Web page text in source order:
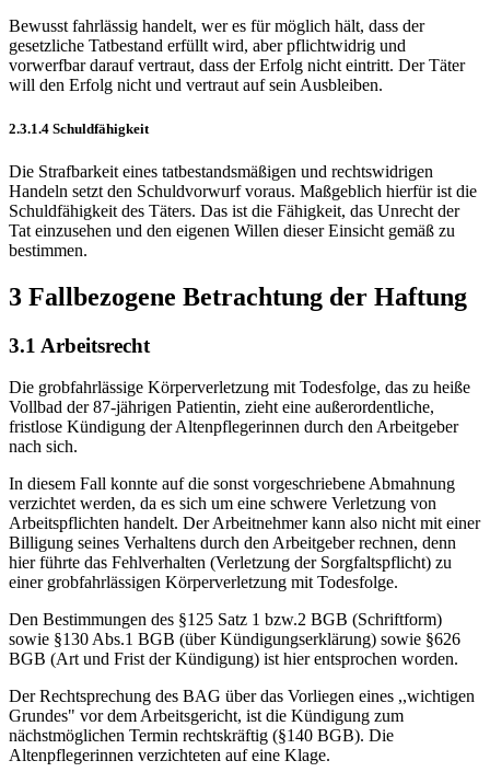
Bewusst fahrlässig handelt, wer es für möglich hält, dass der
gesetzliche Tatbestand erfüllt wird, aber pflichtwidrig und
vorwerfbar darauf vertraut, dass der Erfolg nicht eintritt. Der Täter
will den Erfolg nicht und vertraut auf sein Ausbleiben.
2.3.1.4 Schuldfähigkeit
Die Strafbarkeit eines tatbestandsmäßigen und rechtswidrigen
Handeln setzt den Schuldvorwurf voraus. Maßgeblich hierfür ist die
Schuldfähigkeit des Täters. Das ist die Fähigkeit, das Unrecht der
Tat einzusehen und den eigenen Willen dieser Einsicht gemäß zu
bestimmen.
3 Fallbezogene Betrachtung der Haftung
3.1 Arbeitsrecht
Die grobfahrlässige Körperverletzung mit Todesfolge, das zu heiße
Vollbad der 87-jährigen Patientin, zieht eine außerordentliche,
fristlose Kündigung der Altenpflegerinnen durch den Arbeitgeber
nach sich.
In diesem Fall konnte auf die sonst vorgeschriebene Abmahnung
verzichtet werden, da es sich um eine schwere Verletzung von
Arbeitspflichten handelt. Der Arbeitnehmer kann also nicht mit einer
Billigung seines Verhaltens durch den Arbeitgeber rechnen, denn
hier führte das Fehlverhalten (Verletzung der Sorgfaltspflicht) zu
einer grobfahrlässigen Körperverletzung mit Todesfolge.
Den Bestimmungen des §125 Satz 1 bzw.2 BGB (Schriftform)
sowie §130 Abs.1 BGB (über Kündigungserklärung) sowie §626
BGB (Art und Frist der Kündigung) ist hier entsprochen worden.
Der Rechtsprechung des BAG über das Vorliegen eines ,,wichtigen
Grundes" vor dem Arbeitsgericht, ist die Kündigung zum
nächstmöglichen Termin rechtskräftig (§140 BGB). Die
Altenpflegerinnen verzichteten auf eine Klage.